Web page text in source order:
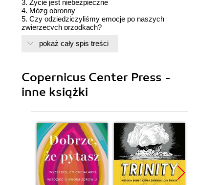
3. Życie jest niebezpieczne
4. Mózg obronny
5. Czy odziedziczyliśmy emocje po naszych
zwierzęcych przodkach?
7. To coś osobistego: jak pamięć wpływa na
10. Zmieniając mózg przepełniony lękiem
11. Terapia: nauka płynąca z laboratorium
Bibliografia
pokaż cały spis treści
Copernicus Center Press -
inne książki